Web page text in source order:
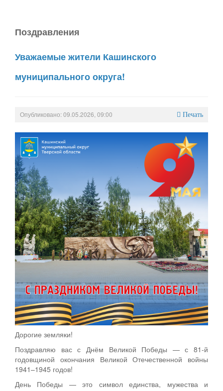
Поздравления
Уважаемые жители Кашинского
муниципального округа!
Опубликовано: 09.05.2026, 09:00 Печать
Дорогие земляки!
Поздравляю вас с Днём Великой Победы — с 81-й
годовщиной окончания Великой Отечественной войны
1941–1945 годов!
День Победы — это символ единства, мужества и